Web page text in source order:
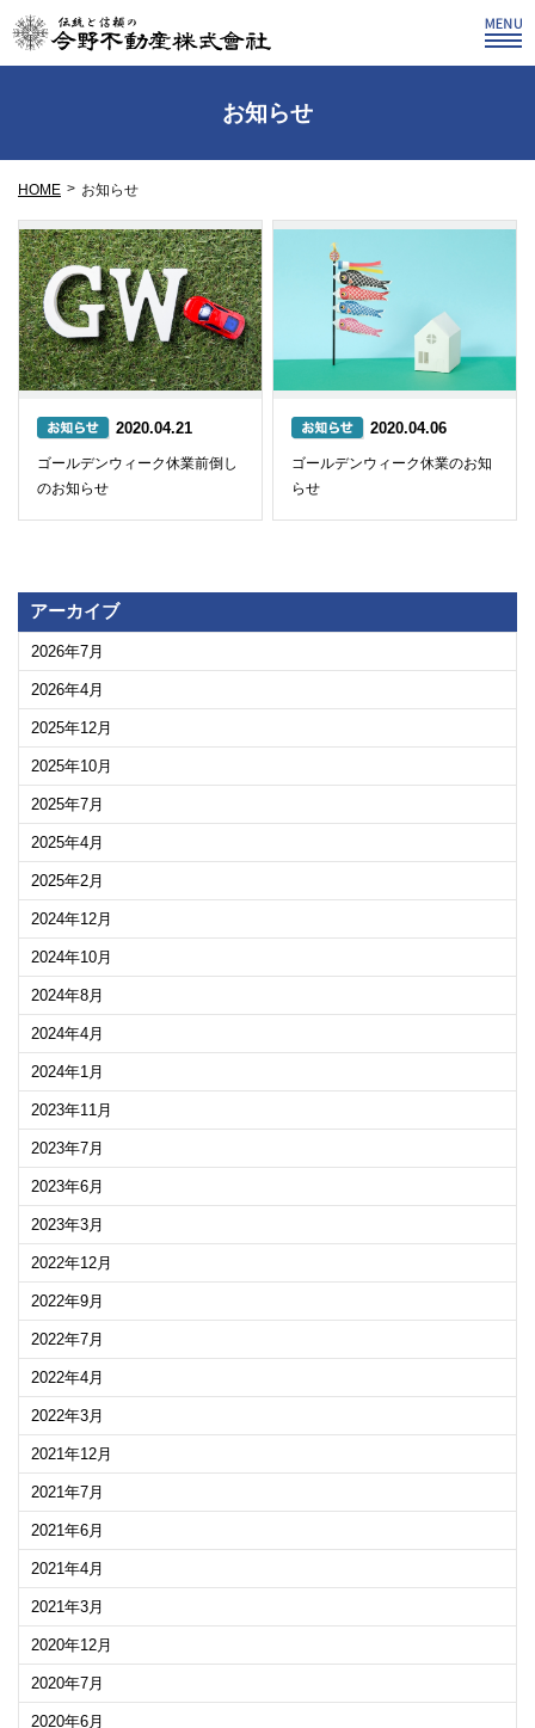
お知らせ
HOME お知らせ
2020.04.21
ゴールデンウィーク休業前倒し
のお知らせ
2020.04.06
ゴールデンウィーク休業のお知
らせ
アーカイブ
2026年7月
2026年4月
2025年12月
2025年10月
2025年7月
2025年4月
2025年2月
2024年12月
2024年10月
2024年8月
2024年4月
2024年1月
2023年11月
2023年7月
2023年6月
2023年3月
2022年12月
2022年9月
2022年7月
2022年4月
2022年3月
2021年12月
2021年7月
2021年6月
2021年4月
2021年3月
2020年12月
2020年7月
2020年6月